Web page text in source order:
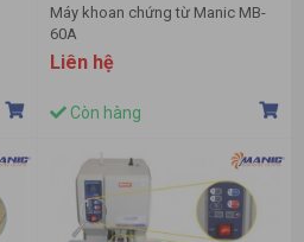
Máy khoan chứng từ Manic MB-
60A
Liên hệ
Còn hàng